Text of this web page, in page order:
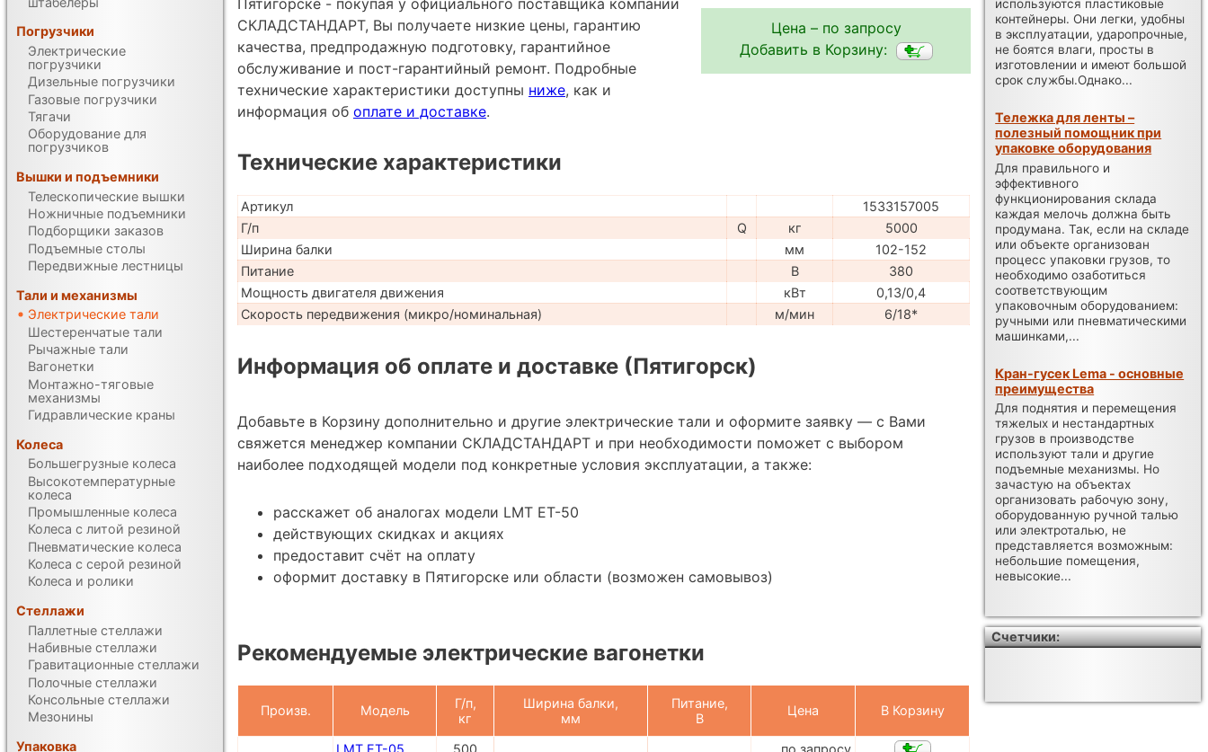
Цена – по запросу
Добавить в Корзину:
Пятигорске - покупая у официального поставщика компании
СКЛАДСТАНДАРТ, Вы получаете низкие цены, гарантию
качества, предпродажную подготовку, гарантийное
обслуживание и пост-гарантийный ремонт. Подробные
технические характеристики доступны ниже, как и
информация об оплате и доставке.
Технические характеристики
Артикул
1533157005
Г/п
Q кг
5000
Ширина балки
мм
102-152
Питание
В
380
Мощность двигателя движения
кВт
0,13/0,4
Скорость передвижения (микро/номинальная)
м/мин 6/18*
Информация об оплате и доставке (Пятигорск)
Добавьте в Корзину дополнительно и другие электрические тали и оформите заявку — с Вами
свяжется менеджер компании СКЛАДСТАНДАРТ и при необходимости поможет с выбором
наиболее подходящей модели под конкретные условия эксплуатации, а также:
расскажет об аналогах модели LMT ET-50
действующих скидках и акциях
предоставит счёт на оплату
оформит доставку в Пятигорске или области (возможен самовывоз)
Рекомендуемые электрические вагонетки
Произв. Модель
Г/п,
кг
Ширина балки,
мм
Питание,
В
Цена В Корзину
Погрузчики
Электрические
погрузчики
Дизельные погрузчики
Газовые погрузчики
Тягачи
Оборудование для
погрузчиков
Вышки и подъемники
Телескопические вышки
Ножничные подъемники
Подборщики заказов
Подъемные столы
Передвижные лестницы
Тали и механизмы
Электрические тали
Шестеренчатые тали
Рычажные тали
Вагонетки
Монтажно-тяговые
механизмы
Гидравлические краны
Колеса
Большегрузные колеса
Высокотемпературные
колеса
Промышленные колеса
Колеса с литой резиной
Пневматические колеса
Колеса с серой резиной
Колеса и ролики
Стеллажи
Паллетные стеллажи
Набивные стеллажи
Гравитационные стеллажи
Полочные стеллажи
Консольные стеллажи
Мезонины
Упаковка
используются пластиковые
контейнеры. Они легки, удобны
в эксплуатации, ударопрочные,
не боятся влаги, просты в
изготовлении и имеют большой
срок службы.Однако...
Тележка для ленты –
полезный помощник при
упаковке оборудования
Для правильного и
эффективного
функционирования склада
каждая мелочь должна быть
продумана. Так, если на складе
или объекте организован
процесс упаковки грузов, то
необходимо озаботиться
соответствующим
упаковочным оборудованием:
ручными или пневматическими
машинками,...
Кран-гусек Lema - основные
преимущества
Для поднятия и перемещения
тяжелых и нестандартных
грузов в производстве
используют тали и другие
подъемные механизмы. Но
зачастую на объектах
организовать рабочую зону,
оборудованную ручной талью
или электроталью, не
представляется возможным:
небольшие помещения,
невысокие...
Счетчики: